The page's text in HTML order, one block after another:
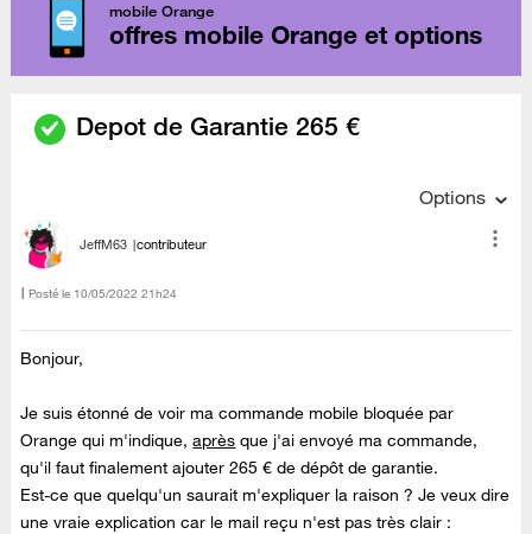
mobile Orange
offres mobile Orange et options
Depot de Garantie 265 €
Options
JeffM63 contributeur
Posté le ‎10/05/2022 21h24
Bonjour,
Je suis étonné de voir ma commande mobile bloquée par
Orange qui m'indique,après que j'ai envoyé ma commande,
qu'il faut finalement ajouter 265 € de dépôt de garantie.
Est-ce que quelqu'un saurait m'expliquer la raison ? Je veux dire
une vraie explication car le mail reçu n'est pas très clair :